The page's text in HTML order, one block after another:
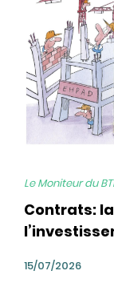
Le Moniteur du
Contrats:
15/07/2026